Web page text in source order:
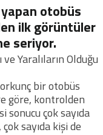
yapan otobüs
ilk görüntüler
seriyor.
Yaralıların Olduğu
bir otobüs
göre, kontrolden
sonucu çok sayıda
sayıda kişi de